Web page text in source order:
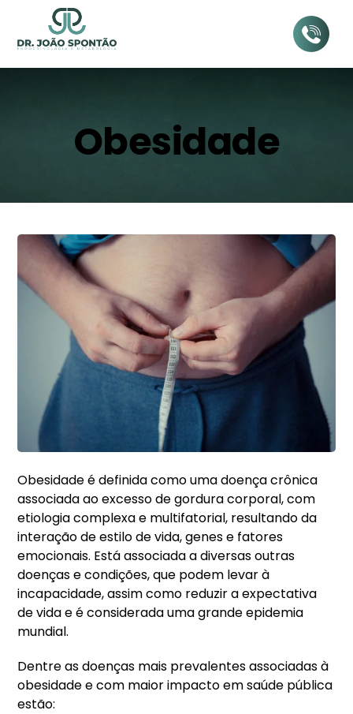
Obesidade
Obesidade é definida como uma doença crônica
associada ao excesso de gordura corporal, com
etiologia complexa e multifatorial, resultando da
interação de estilo de vida, genes e fatores
emocionais. Está associada a diversas outras
doenças e condições, que podem levar à
incapacidade, assim como reduzir a expectativa
de vida e é considerada uma grande epidemia
mundial.
Dentre as doenças mais prevalentes associadas à
obesidade e com maior impacto em saúde pública
estão: